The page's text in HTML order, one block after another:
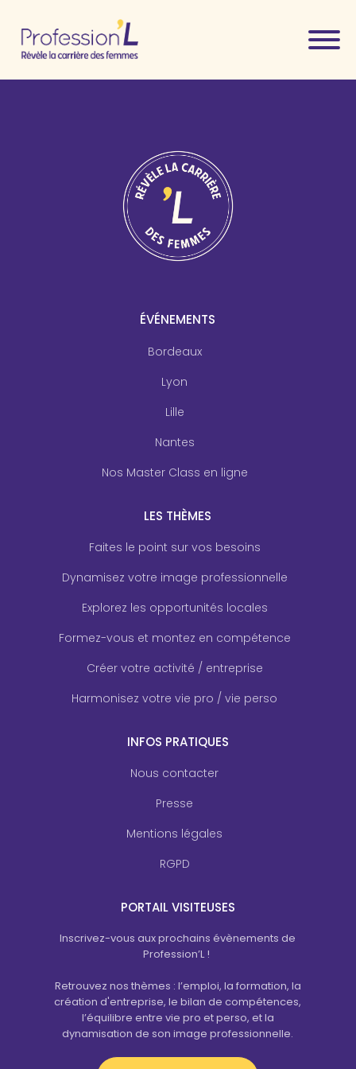
ÉVÉNEMENTS
Bordeaux
Lyon
Lille
Nantes
Nos Master Class en ligne
LES THÈMES
Faites le point sur vos besoins
Dynamisez votre image professionnelle
Explorez les opportunités locales
Formez-vous et montez en compétence
Créer votre activité / entreprise
Harmonisez votre vie pro / vie perso
INFOS PRATIQUES
Nous contacter
Presse
Mentions légales
RGPD
PORTAIL VISITEUSES
Inscrivez-vous aux prochains évènements de
Profession’L !
Retrouvez nos thèmes : l’emploi, la formation, la
création d'entreprise, le bilan de compétences,
l’équilibre entre vie pro et perso, et la
dynamisation de son image professionnelle.